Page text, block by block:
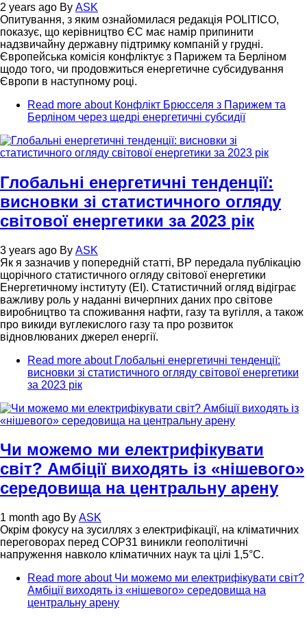
2 years ago By ASK
Опитування, з яким ознайомилася редакція POLITICO,
показує, що керівництво ЄС має намір припинити
надзвичайну державну підтримку компаній у грудні.
Європейська комісія конфліктує з Парижем та Берліном
щодо того, чи продовжиться енергетичне субсидування
Європи в наступному році.
Read more about Конфлікт Брюсселя з Парижем та
Берліном через щедрі енергетичні субсидії
Глобальні енергетичні тенденції:
висновки зі статистичного огляду
світової енергетики за 2023 рік
3 years ago By ASK
Як я зазначив у попередній статті, ВР передала публікацію
щорічного статистичного огляду світової енергетики
Енергетичному інституту (EI). Статистичний огляд відіграє
важливу роль у наданні вичерпних даних про світове
виробництво та споживання нафти, газу та вугілля, а також
про викиди вуглекислого газу та про розвиток
відновлюваних джерел енергії.
Read more about Глобальні енергетичні тенденції:
висновки зі статистичного огляду світової енергетики
за 2023 рік
Чи можемо ми електрифікувати
світ? Амбіції виходять із «нішевого»
середовища на центральну арену
1 month ago By ASK
Окрім фокусу на зусиллях з електрифікації, на кліматичних
переговорах перед COP31 виникли геополітичні
напруження навколо кліматичних наук та цілі 1,5°C.
Read more about Чи можемо ми електрифікувати світ?
Амбіції виходять із «нішевого» середовища на
центральну арену